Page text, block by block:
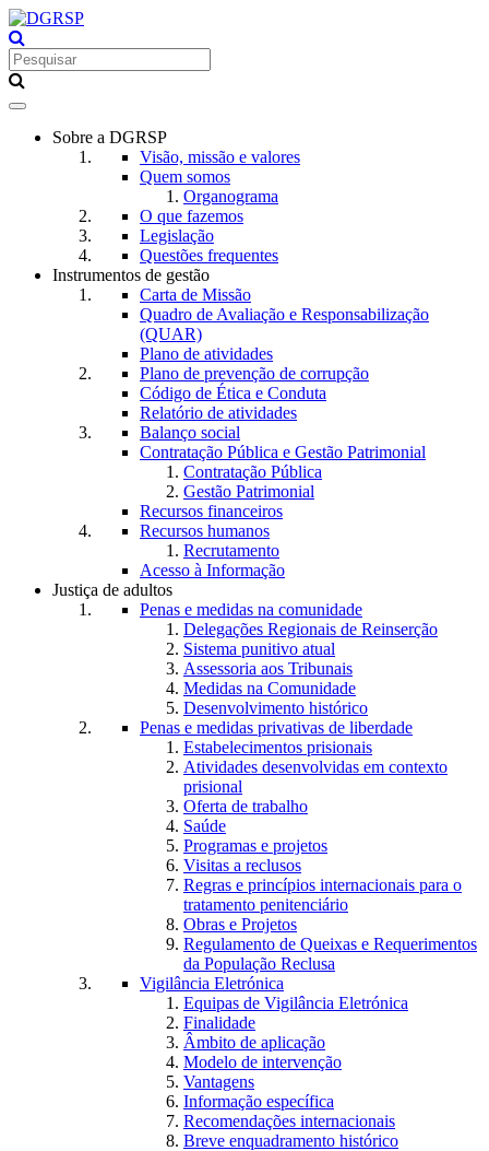
Toggle
navigationSobre a DGRSP
Visão, missão e valores
Quem somos
Organograma
O que fazemos
Legislação
Questões frequentes
Instrumentos de gestão
Carta de Missão
Quadro de Avaliação e Responsabilização
(QUAR)
Plano de atividades
Plano de prevenção de corrupção
Código de Ética e Conduta
Relatório de atividades
Balanço social
Contratação Pública e Gestão Patrimonial
Contratação Pública
Gestão Patrimonial
Recursos financeiros
Recursos humanos
Recrutamento
Acesso à Informação
Justiça de adultos
Penas e medidas na comunidade
Delegações Regionais de Reinserção
Sistema punitivo atual
Assessoria aos Tribunais
Medidas na Comunidade
Desenvolvimento histórico
Penas e medidas privativas de liberdade
Estabelecimentos prisionais
Atividades desenvolvidas em contexto
prisional
Oferta de trabalho
Saúde
Programas e projetos
Visitas a reclusos
Regras e princípios internacionais para o
tratamento penitenciário
Obras e Projetos
Regulamento de Queixas e Requerimentos
da População Reclusa
Vigilância Eletrónica
Equipas de Vigilância Eletrónica
Finalidade
Âmbito de aplicação
Modelo de intervenção
Vantagens
Informação específica
Recomendações internacionais
Breve enquadramento histórico